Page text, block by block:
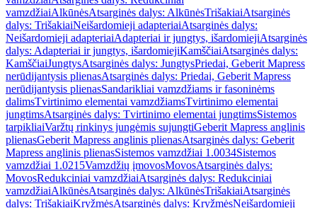
vamzdžiaiAlkūnėsAtsarginės dalys: AlkūnėsTrišakiaiAtsarginės
dalys: TrišakiaiNeišardomieji adapteriaiAtsarginės dalys:
Neišardomieji adapteriaiAdapteriai ir jungtys, išardomiejiAtsarginės
dalys: Adapteriai ir jungtys, išardomiejiKamščiaiAtsarginės dalys:
KamščiaiJungtysAtsarginės dalys: JungtysPriedai, Geberit Mapress
nerūdijantysis plienasAtsarginės dalys: Priedai, Geberit Mapress
nerūdijantysis plienasSandarikliai vamzdžiams ir fasoninėms
dalimsTvirtinimo elementai vamzdžiamsTvirtinimo elementai
jungtimsAtsarginės dalys: Tvirtinimo elementai jungtimsSistemos
tarpikliaiVaržtų rinkinys jungėmis sujungtiGeberit Mapress anglinis
plienasGeberit Mapress anglinis plienasAtsarginės dalys: Geberit
Mapress anglinis plienasSistemos vamzdžiai 1.0034Sistemos
vamzdžiai 1.0215Vamzdžių įmovosMovosAtsarginės dalys:
MovosRedukciniai vamzdžiaiAtsarginės dalys: Redukciniai
vamzdžiaiAlkūnėsAtsarginės dalys: AlkūnėsTrišakiaiAtsarginės
dalys: TrišakiaiKryžmėsAtsarginės dalys: KryžmėsNeišardomieji